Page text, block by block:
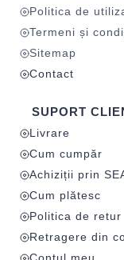
Politica de
Termeni și
Sitemap
Contact
SUPORT
Livrare
Cum cumpăr
Achiziții prin
Cum plătesc
Politica de retur
Retragere din